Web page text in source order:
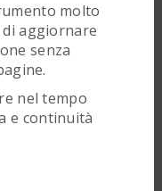
molto
aggiornare
senza
nel tempo
e continuità